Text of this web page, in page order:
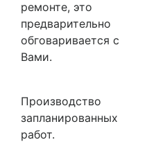
ремонте, это
предварительно
обговаривается с
Вами.
Производство
запланированных
работ.